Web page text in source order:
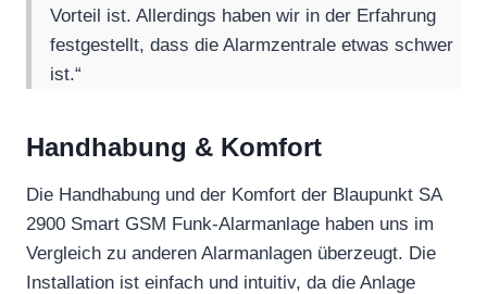
Vorteil ist. Allerdings haben wir in der Erfahrung
festgestellt, dass die Alarmzentrale etwas schwer
ist.“
Handhabung & Komfort
Die Handhabung und der Komfort der Blaupunkt SA
2900 Smart GSM Funk-Alarmanlage haben uns im
Vergleich zu anderen Alarmanlagen überzeugt. Die
Installation ist einfach und intuitiv, da die Anlage